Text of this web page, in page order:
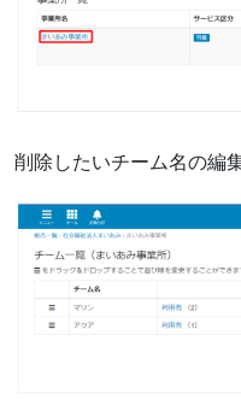
削除したいチーム名の編